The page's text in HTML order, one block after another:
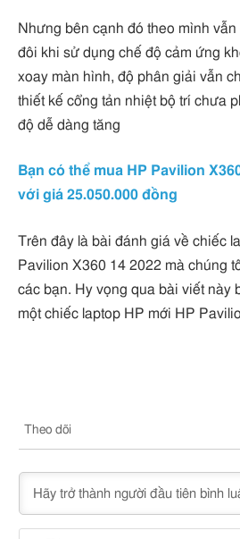
Nhưng bên cạnh đó theo mình
đôi khi sử dụng chế độ cảm ứng
xoay màn hình, độ phân giải vẫn
thiết kế cổng tản nhiệt bộ trí chưa
độ dễ dàng tăng
Bạn có thể mua HP Pavilion
với giá 25.050.000 đồng
Trên đây là bài đánh giá về chiếc
Pavilion X360 14 2022 mà chúng
các bạn. Hy vọng qua bài viết này
một chiếc laptop HP mới HP
Theo dõi